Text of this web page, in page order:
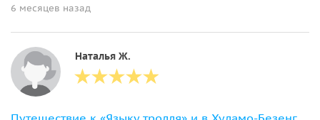
6 месяцев назад
Наталья Ж.